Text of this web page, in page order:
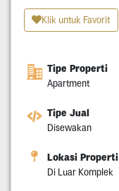
Klik untuk Favorit
Tipe Properti
Apartment
Tipe Jual
Disewakan
Lokasi Properti
Di Luar Komplek